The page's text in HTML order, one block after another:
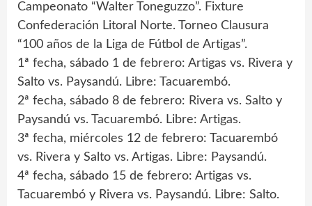
Campeonato “Walter Toneguzzo”. Fixture
Confederación Litoral Norte. Torneo Clausura
“100 años de la Liga de Fútbol de Artigas”.
1ª fecha, sábado 1 de febrero: Artigas vs. Rivera y
Salto vs. Paysandú. Libre: Tacuarembó.
2ª fecha, sábado 8 de febrero: Rivera vs. Salto y
Paysandú vs. Tacuarembó. Libre: Artigas.
3ª fecha, miércoles 12 de febrero: Tacuarembó
vs. Rivera y Salto vs. Artigas. Libre: Paysandú.
4ª fecha, sábado 15 de febrero: Artigas vs.
Tacuarembó y Rivera vs. Paysandú. Libre: Salto.